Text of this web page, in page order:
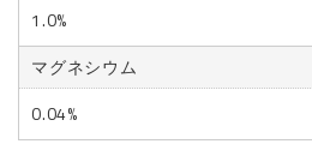
1.0%
マグネシウム
0.04%